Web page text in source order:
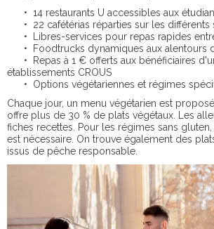
• 14 restaurants U accessibles aux
• 22 cafétérias réparties sur les différents
• Libres-services pour repas rapides
• Foodtrucks dynamiques aux alentours
• Repas à 1 € offerts aux bénéficiaires
établissements CROUS
• Options végétariennes et régimes
Chaque jour, un menu végétarien est
offre plus de 30 % de plats végétaux. Les
fiches recettes. Pour les régimes sans
est nécessaire. On trouve également des
issus de pêche responsable.